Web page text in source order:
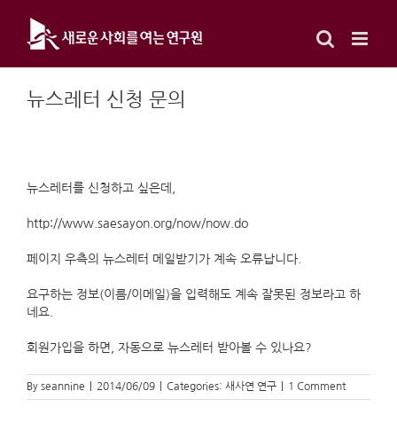
content
뉴스레터 신청 문의
뉴스레터를 신청하고 싶은데,
http://www.saesayon.org/now/now.do
페이지 우측의 뉴스레터 메일받기가 계속 오류납니다.
요구하는 정보(이름/이메일)을 입력해도 계속 잘못된 정보라고 하
네요.
회원가입을 하면, 자동으로 뉴스레터 받아볼 수 있나요?
By seannine 2014/06/09 Categories: 새사연 연구 1 Comment